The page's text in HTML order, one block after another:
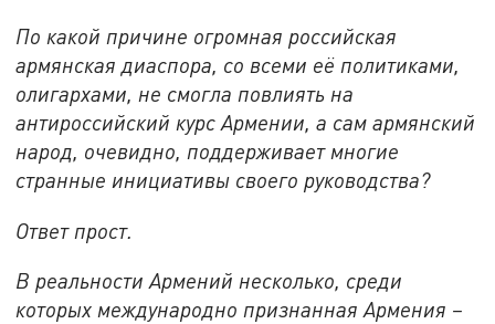
По какой причине огромная российская
армянская диаспора, со всеми её политиками,
олигархами, не смогла повлиять на
антироссийский курс Армении, а сам армянский
народ, очевидно, поддерживает многие
странные инициативы своего руководства?
Ответ прост.
В реальности Армений несколько, среди
которых международно признанная Армения –